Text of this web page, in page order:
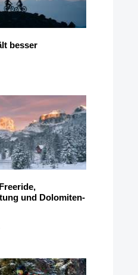
besser
und Dolomiten-